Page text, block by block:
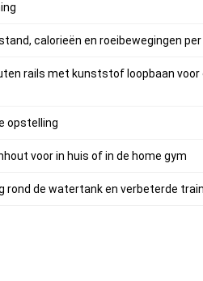
calorieën en roeibewegingen
rails met kunststof loopbaan voor
opstelling
voor in huis of in de home gym
rond de watertank en verbeterde